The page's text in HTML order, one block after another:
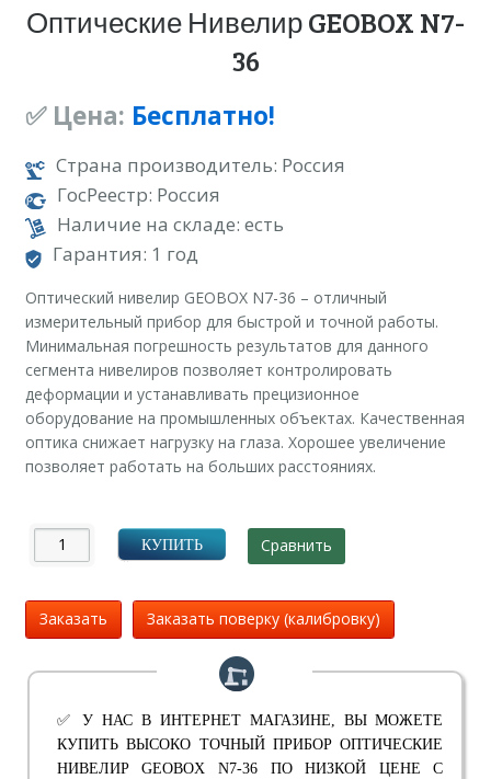
Оптические Нивелир GEOBOX N7-
36
✅ Цена: Бесплатно!
Страна производитель: Россия
ГосРеестр: Россия
Наличие на складе: есть
Гарантия: 1 год
Оптический нивелир GEOBOX N7-36 – отличный
измерительный прибор для быстрой и точной работы.
Минимальная погрешность результатов для данного
сегмента нивелиров позволяет контролировать
деформации и устанавливать прецизионное
оборудование на промышленных объектах. Качественная
оптика снижает нагрузку на глаза. Хорошее увеличение
позволяет работать на больших расстояниях.
КУПИТЬ Сравнить
Заказать Заказать поверку (калибровку)
✅ У НАС В ИНТЕРНЕТ МАГАЗИНЕ, ВЫ МОЖЕТЕ
КУПИТЬ ВЫСОКО ТОЧНЫЙ ПРИБОР ОПТИЧЕСКИЕ
НИВЕЛИР GEOBOX N7-36 ПО НИЗКОЙ ЦЕНЕ С